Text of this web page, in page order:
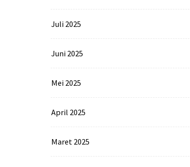
Juli 2025
Juni 2025
Mei 2025
April 2025
Maret 2025